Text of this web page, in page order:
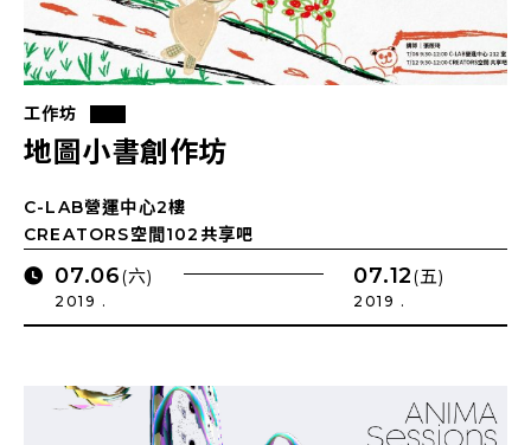
工作坊
地圖小書創作坊
C-LAB營運中心2樓
CREATORS空間102共享吧
07.06(六)
2019 .
07.12(五)
2019 .